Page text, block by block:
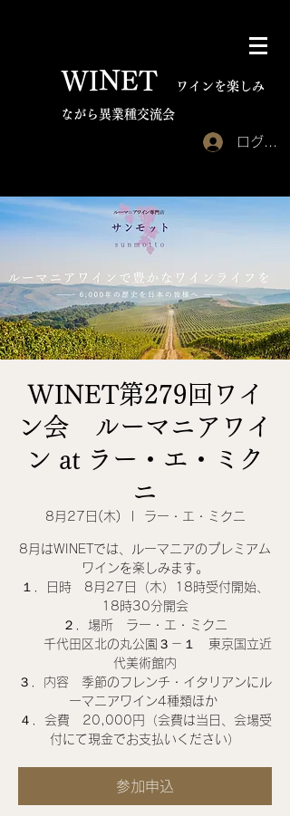
WINET ワインを楽しみ
ながら異業種交流会
ログイン
WINET第279回ワイ
ン会 ルーマニアワイ
ン at ラー・エ・ミク
ニ
8月27日(木) ラー・エ・ミクニ
8月はWINETでは、ルーマニアのプレミアム
ワインを楽しみます。
１．日時 8月27日（木）18時受付開始、
18時30分開会
２．場所 ラー・エ・ミクニ
千代田区北の丸公園３－１ 東京国立近
代美術館内
３．内容 季節のフレンチ・イタリアンにル
ーマニアワイン4種類ほか
４．会費 20,000円（会費は当日、会場受
付にて現金でお支払いください）
参加申込